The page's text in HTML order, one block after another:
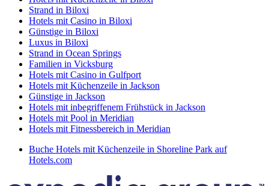
Strand in Biloxi
Hotels mit Casino in Biloxi
Günstige in Biloxi
Luxus in Biloxi
Strand in Ocean Springs
Familien in Vicksburg
Hotels mit Casino in Gulfport
Hotels mit Küchenzeile in Jackson
Günstige in Jackson
Hotels mit inbegriffenem Frühstück in Jackson
Hotels mit Pool in Meridian
Hotels mit Fitnessbereich in Meridian
Buche Hotels mit Küchenzeile in Shoreline Park auf
Hotels.com